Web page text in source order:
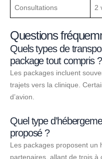
Consultations 2
Questions
Quels types de
package tout compris ?
Les packages incluent
trajets vers la clinique.
d’avion.
Quel type
proposé ?
Les packages proposent un
partenaires, allant de trois à